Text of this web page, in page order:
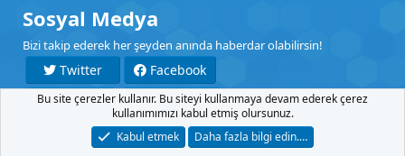
Sosyal Medya
Bizi takip ederek her şeyden anında haberdar olabilirsin!
Twitter
Facebook
YouTube
Instagram
Şartlar Gizlilik Yardım Anasayfa
R
Bu site çerezler kullanır. Bu siteyi kullanmaya devam ederek çerez
kullanımımızı kabul etmiş olursunuz.
Kabul etmek
Daha fazla bilgi edin.…